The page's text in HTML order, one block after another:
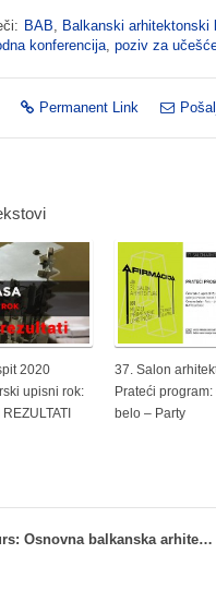
BAB, Balkanski arhitektonski
konferencija, poziv za
Permanent Link
2020
upisni rok:
37. Salon
Prateći
belo – Party
Konkurs: Osnovna balkanska arhitektura (Basic Balkan Architecture) – PROMENJEN ROK!